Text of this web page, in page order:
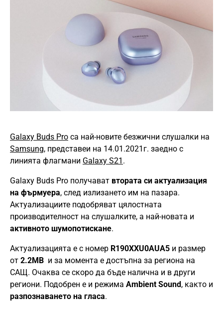
Galaxy Buds Pro са най-новите безжични слушалки на
Samsung, представеи на 14.01.2021г. заедно с
линията флагмани Galaxy S21 .
Galaxy Buds Pro получават втората си актуализация
на фърмуера, след излизането им на пазара.
Актуализациите подобряват цялостната
производителност на слушалките, а най-новата и
активното шумопотискане.
Актуализацията е с номер R190XXU0AUA5 и размер
от 2.2MB и за момента е достъпна за региона на
САЩ. Очаква се скоро да бъде налична и в други
региони. Подобрен е и режима Ambient Sound, както и
разпознаването на гласа.